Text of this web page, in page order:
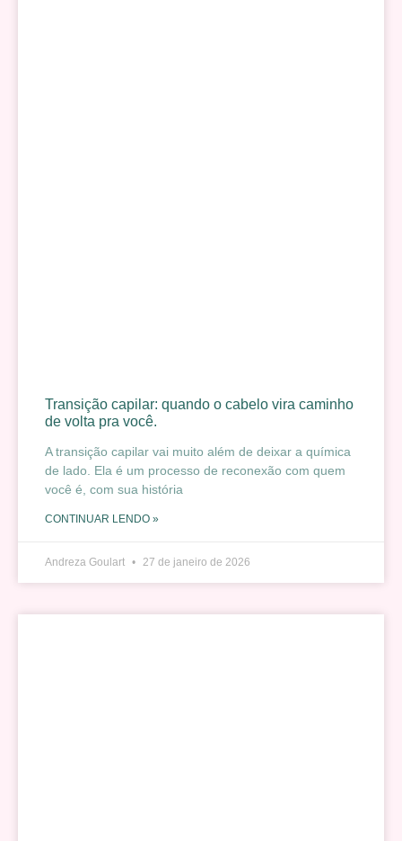
Transição capilar: quando o cabelo vira caminho
de volta pra você.
A transição capilar vai muito além de deixar a química
de lado. Ela é um processo de reconexão com quem
você é, com sua história
CONTINUAR LENDO »
Andreza Goulart 27 de janeiro de 2026